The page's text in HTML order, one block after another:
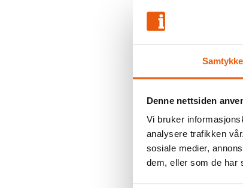
Samtykke
Denne nettsiden
Vi bruker
analysere trafikken
sosiale medier,
dem, eller som de har